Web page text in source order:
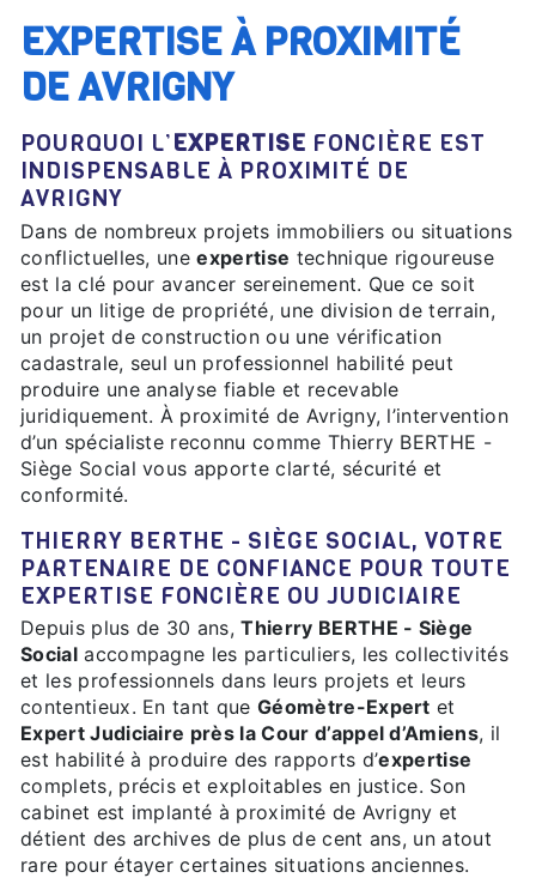
EXPERTISE À PROXIMITÉ
DE AVRIGNY
POURQUOI L’EXPERTISE FONCIÈRE EST
INDISPENSABLE À PROXIMITÉ DE
AVRIGNY
Dans de nombreux projets immobiliers ou situations
conflictuelles, uneexpertise technique rigoureuse
est la clé pour avancer sereinement. Que ce soit
pour un litige de propriété, une division de terrain,
un projet de construction ou une vérification
cadastrale, seul un professionnel habilité peut
produire une analyse fiable et recevable
juridiquement. À proximité de Avrigny, l’intervention
d’un spécialiste reconnu comme Thierry BERTHE -
Siège Social vous apporte clarté, sécurité et
conformité.
THIERRY BERTHE - SIÈGE SOCIAL, VOTRE
PARTENAIRE DE CONFIANCE POUR TOUTE
EXPERTISE FONCIÈRE OU JUDICIAIRE
Depuis plus de 30 ans,Thierry BERTHE - Siège
Socialaccompagne les particuliers, les collectivités
et les professionnels dans leurs projets et leurs
contentieux. En tant queGéomètre-Expert et
Expert Judiciaire près la Cour d’appel d’Amiens, il
est habilité à produire des rapports d’expertise
complets, précis et exploitables en justice. Son
cabinet est implanté à proximité de Avrigny et
détient des archives de plus de cent ans, un atout
rare pour étayer certaines situations anciennes.